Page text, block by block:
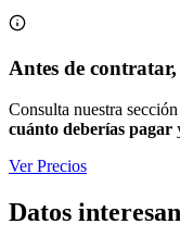
Antes de
Consulta nuestra
cuánto deberías pagar
Ver Precios
Datos